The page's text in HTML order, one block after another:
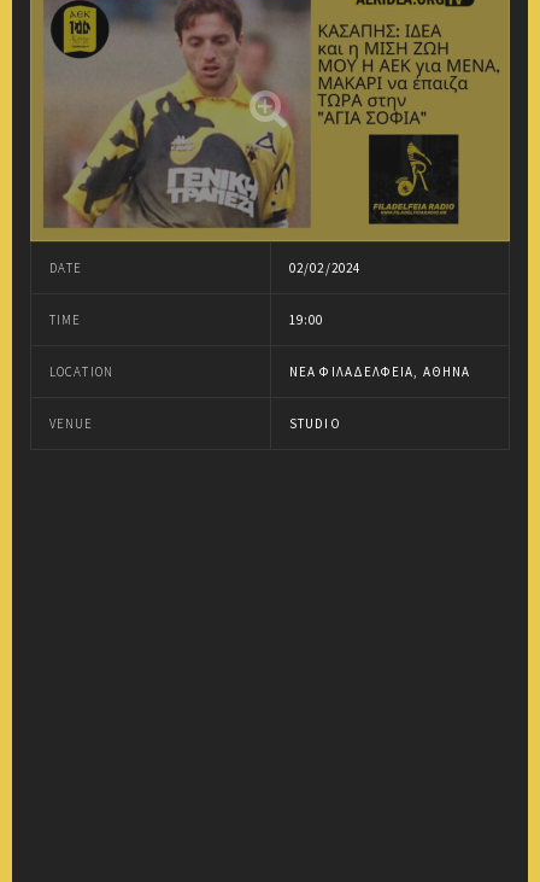
DATE 02/02/2024
TIME 19:00
LOCATION ΝΈΑ ΦΙΛΑΔΈΛΦΕΙΑ, ΑΘΉΝΑ
VENUE STUDIO